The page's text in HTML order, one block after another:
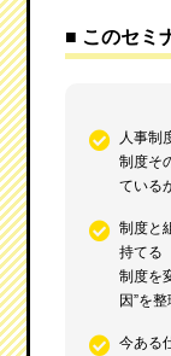
■ このセミ
人事制
制度そ
ている
制度と
持てる
制度を
因”を整
今ある